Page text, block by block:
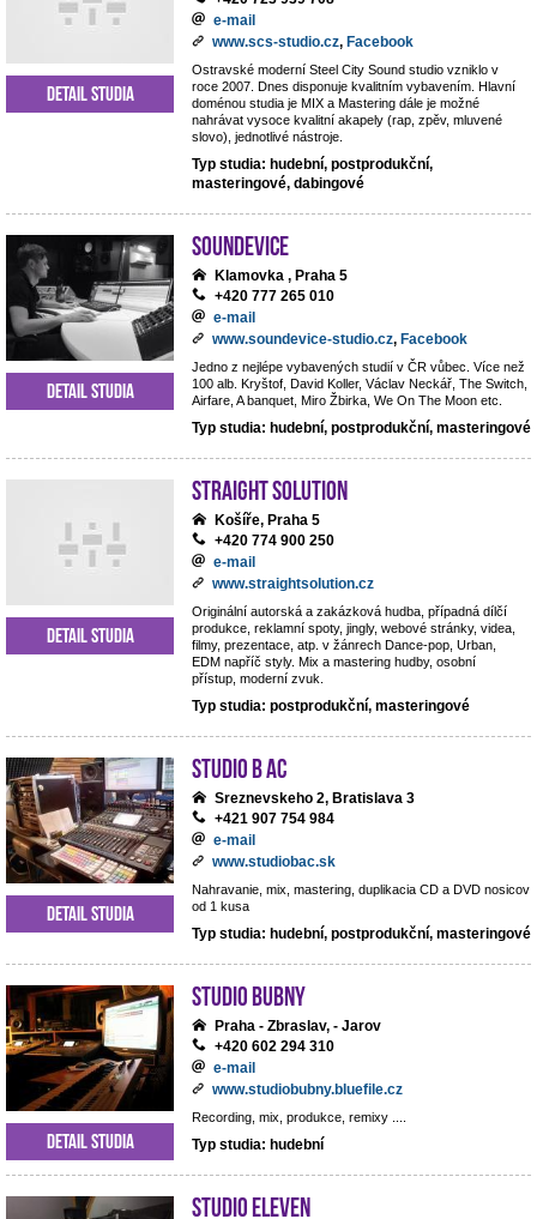
e-mail
www.scs-studio.cz, Facebook
Ostravské moderní Steel City Sound studio vzniklo v
roce 2007. Dnes disponuje kvalitním vybavením. Hlavní
doménou studia je MIX a Mastering dále je možné
nahrávat vysoce kvalitní akapely (rap, zpěv, mluvené
slovo), jednotlivé nástroje.
Typ studia: hudební, postprodukční,
masteringové, dabingové
Detail studia
Soundevice
Klamovka , Praha 5
+420 777 265 010
e-mail
www.soundevice-studio.cz, Facebook
Jedno z nejlépe vybavených studií v ČR vůbec. Více než
100 alb. Kryštof, David Koller, Václav Neckář, The Switch,
Airfare, A banquet, Miro Žbirka, We On The Moon etc.
Typ studia: hudební, postprodukční, masteringové
Detail studia
Straight Solution
Košíře, Praha 5
+420 774 900 250
e-mail
www.straightsolution.cz
Originální autorská a zakázková hudba, případná dílčí
produkce, reklamní spoty, jingly, webové stránky, videa,
filmy, prezentace, atp. v žánrech Dance-pop, Urban,
EDM napříč styly. Mix a mastering hudby, osobní
přístup, moderní zvuk.
Typ studia: postprodukční, masteringové
Detail studia
Studio B AC
Sreznevskeho 2, Bratislava 3
+421 907 754 984
e-mail
www.studiobac.sk
Nahravanie, mix, mastering, duplikacia CD a DVD nosicov
od 1 kusa
Typ studia: hudební, postprodukční, masteringové
Detail studia
Studio BUBNY
Praha - Zbraslav, - Jarov
+420 602 294 310
e-mail
www.studiobubny.bluefile.cz
Recording, mix, produkce, remixy ....
Typ studia: hudební
Detail studia
Studio Eleven